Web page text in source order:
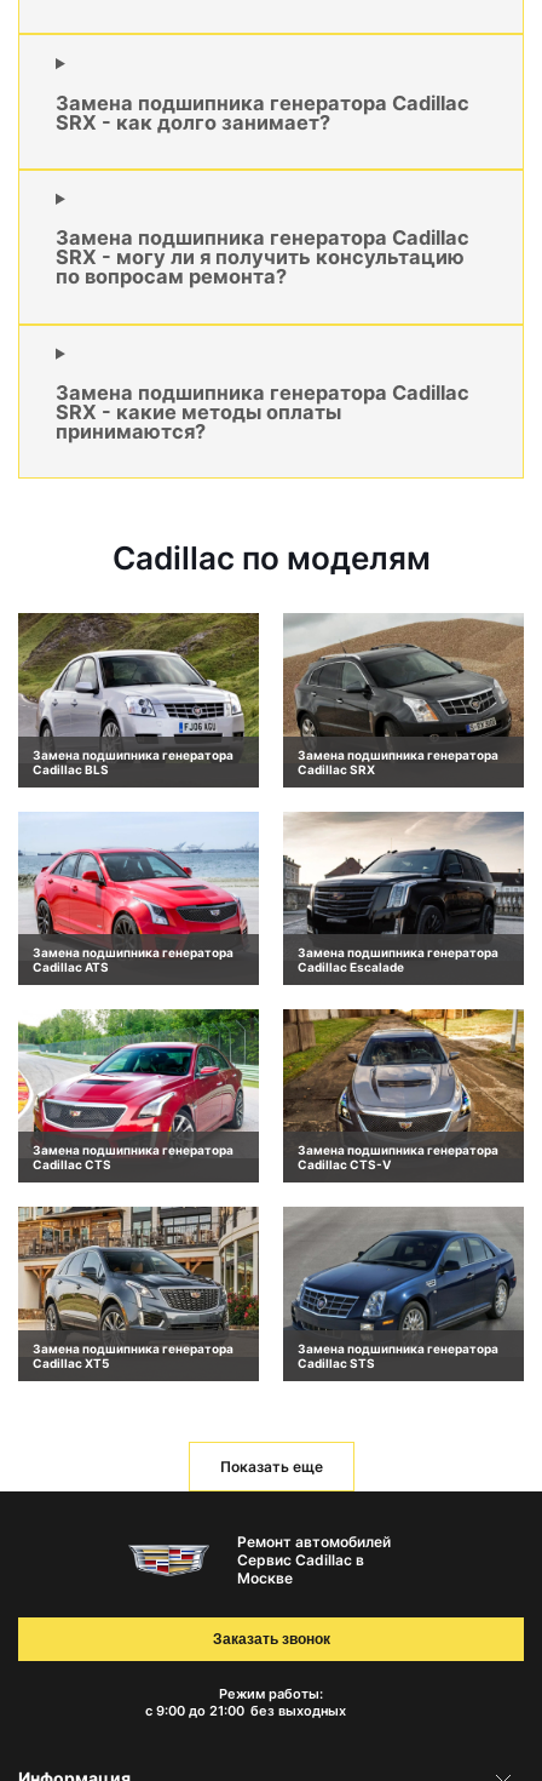
Замена подшипника генератора Cadillac
SRX - как долго занимает?
Замена подшипника генератора Cadillac
SRX - могу ли я получить консультацию
по вопросам ремонта?
Замена подшипника генератора Cadillac
SRX - какие методы оплаты
принимаются?
Cadillac по моделям
Замена подшипника генератора
Cadillac BLS
Замена подшипника генератора
Cadillac SRX
Замена подшипника генератора
Cadillac ATS
Замена подшипника генератора
Cadillac Escalade
Замена подшипника генератора
Cadillac CTS
Замена подшипника генератора
Cadillac CTS-V
Замена подшипника генератора
Cadillac XT5
Замена подшипника генератора
Cadillac STS
Показать еще
Ремонт автомобилей
Сервис Cadillac в
Москве
Режим работы:
с 9:00 до 21:00 без выходных
Заказать звонок